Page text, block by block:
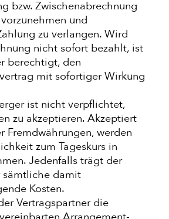
bzw. Zwischenabrechnung
und
zu verlangen. Wird
nicht sofort bezahlt, ist
berechtigt, den
mit sofortiger Wirkung
ist nicht verpflichtet,
zu akzeptieren. Akzeptiert
Fremdwährungen, werden
zum Tageskurs in
Jedenfalls trägt der
sämtliche damit
Kosten.
Vertragspartner die